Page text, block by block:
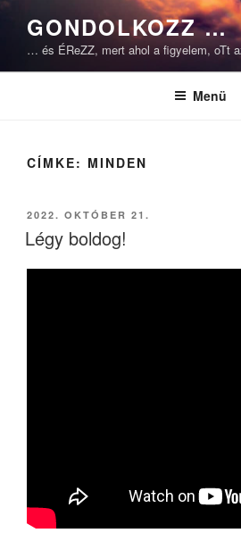
Tartalomhoz
GONDOLKOZZ …
… és ÉReZZ, mert ahol a figyelem, oTt
Menü
CÍMKE: MINDEN
BEKÜLDVE:
2022. OKTÓBER 21.
Légy boldog!